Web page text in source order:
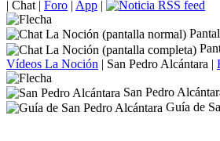
| Chat | Foro | App |
Vídeos La Noción | San Pedro Alcántara |
San Pedro
Guía de